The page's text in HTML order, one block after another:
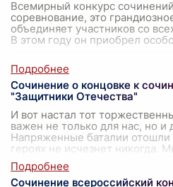
Всемирный конкурс
соревнование, это
объединяет участников со
В этом году он приобрел
Сочинение о концовке к
"Защитники Отечества"
И вот настал тот
важен не только для нас, но и
Напряженные баталии
героях не исчезнет никогда.
Сочинение всероссийский